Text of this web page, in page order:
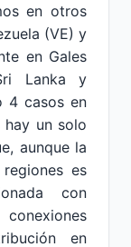
en otros
(VE) y
en Gales
Lanka y
4 casos en
hay un solo
aunque la
es
con
en